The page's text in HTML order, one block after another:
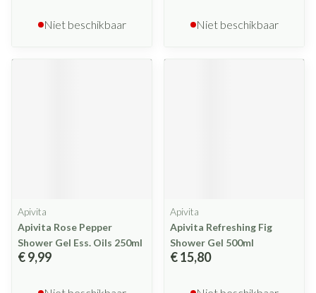
Niet beschikbaar Niet beschikbaar
Apivita
Apivita Rose Pepper
Shower Gel Ess. Oils 250ml
€ 9,99
Apivita
Apivita Refreshing Fig
Shower Gel 500ml
€ 15,80